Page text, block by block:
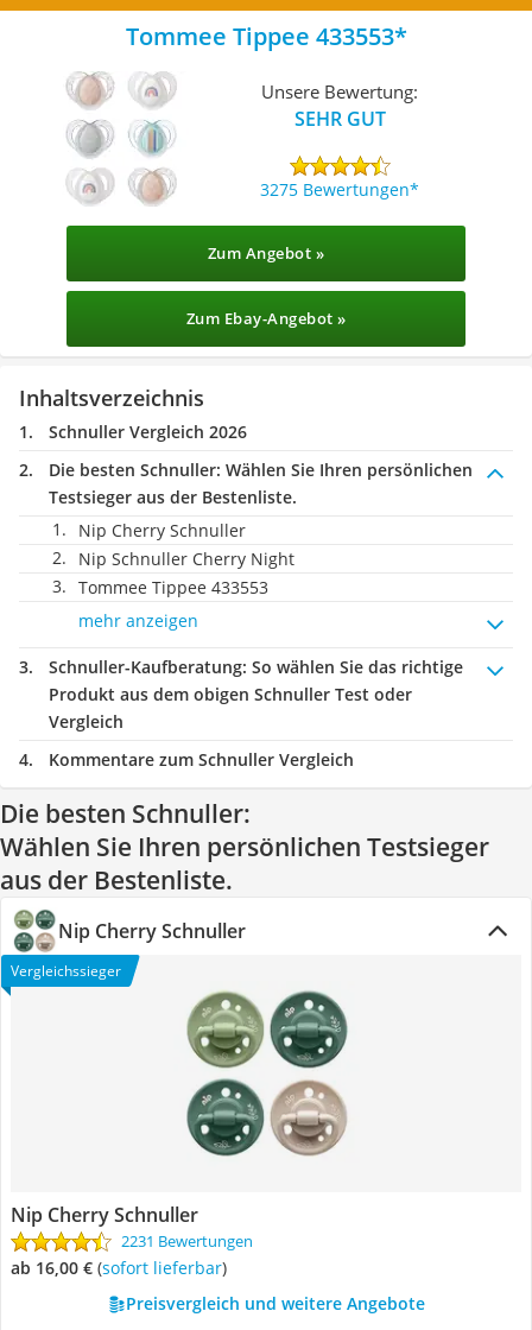
Tommee Tippee 433553
Unsere Bewertung:
SEHR GUT
3275 Bewertungen
Zum Angebot »
Zum Ebay-Angebot »
Inhaltsverzeichnis
Schnuller Vergleich 2026
Die besten Schnuller: Wählen Sie Ihren persönlichen
Testsieger aus der Bestenliste.
Nip Cherry Schnuller
Nip Schnuller Cherry Night
Tommee Tippee 433553
mehr anzeigen
Schnuller-Kaufberatung: So wählen Sie das richtige
Produkt aus dem obigen Schnuller Test oder
Vergleich
Kommentare zum Schnuller Vergleich
Die besten Schnuller:
Wählen Sie Ihren persönlichen Testsieger
aus der Bestenliste.
Nip Cherry Schnuller
Vergleichssieger
Nip Cherry Schnuller
2231 Bewertungen
ab 16,00 € ( Sofort lieferbar)
Preisvergleich und weitere Angebote